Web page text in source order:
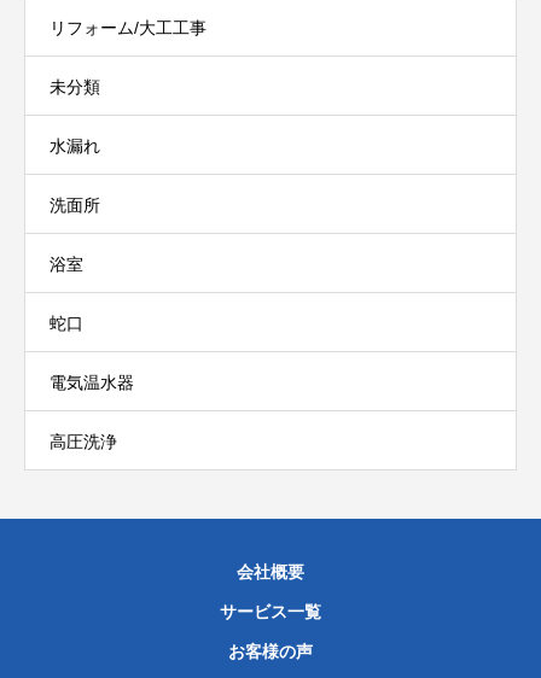
リフォーム/大工工事
未分類
水漏れ
洗面所
浴室
蛇口
電気温水器
高圧洗浄
会社概要
サービス一覧
お客様の声